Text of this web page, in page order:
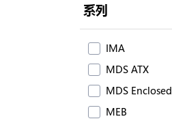
系列
IMA
MDS ATX
MDS Enclosed
MEB